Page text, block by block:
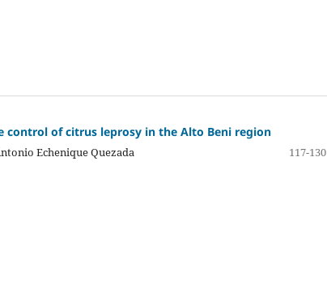
of citrus leprosy in the Alto Beni region
Echenique Quezada
117-130